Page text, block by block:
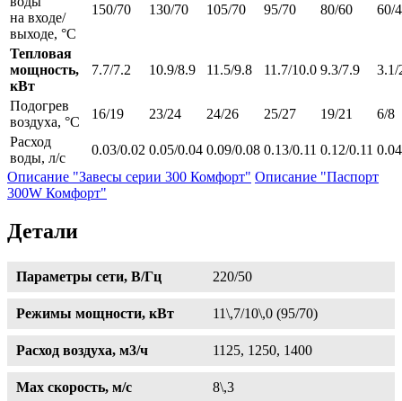
на входе/
выходе, °С
150/70 130/70 105/70 95/70 80/60 60/
Тепловая
мощность,
кВт
7.7/7.2 10.9/8.9 11.5/9.8 11.7/10.0 9.3/7.9 3.1/
Подогрев
воздуха, °С
16/19 23/24 24/26 25/27 19/21
6/8
Расход
воды, л/с
0.03/0.02 0.05/0.04 0.09/0.08 0.13/0.11 0.12/0.11
Описание "Завесы серии 300 Комфорт" Описание "Паспорт
300W Комфорт"
Детали
Параметры сети, В/Гц 220/50
Режимы мощности, кВт 11\,7/10\,0 (95/70)
Расход воздуха, м3/ч 1125, 1250, 1400
Max скорость, м/с 8\,3